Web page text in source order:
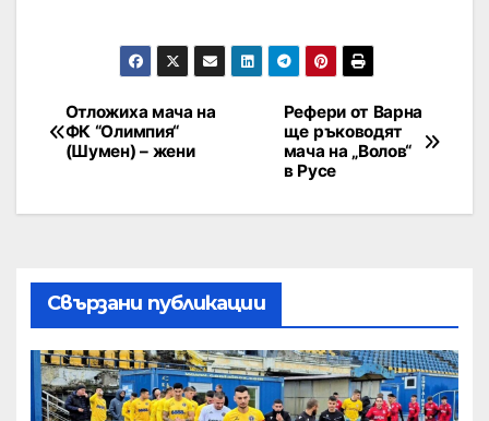
Рефери от Варна
ще ръководят
мача на „Волов“
в Русе
Отложиха мача на
ФК “Олимпия“
(Шумен) – жени
Свързани публикации